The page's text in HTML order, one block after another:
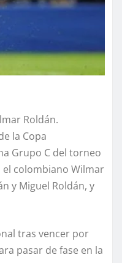
Roldán.
la Copa
Grupo C del torneo
el colombiano Wilmar
y Miguel Roldán, y
tras vencer por
pasar de fase en la